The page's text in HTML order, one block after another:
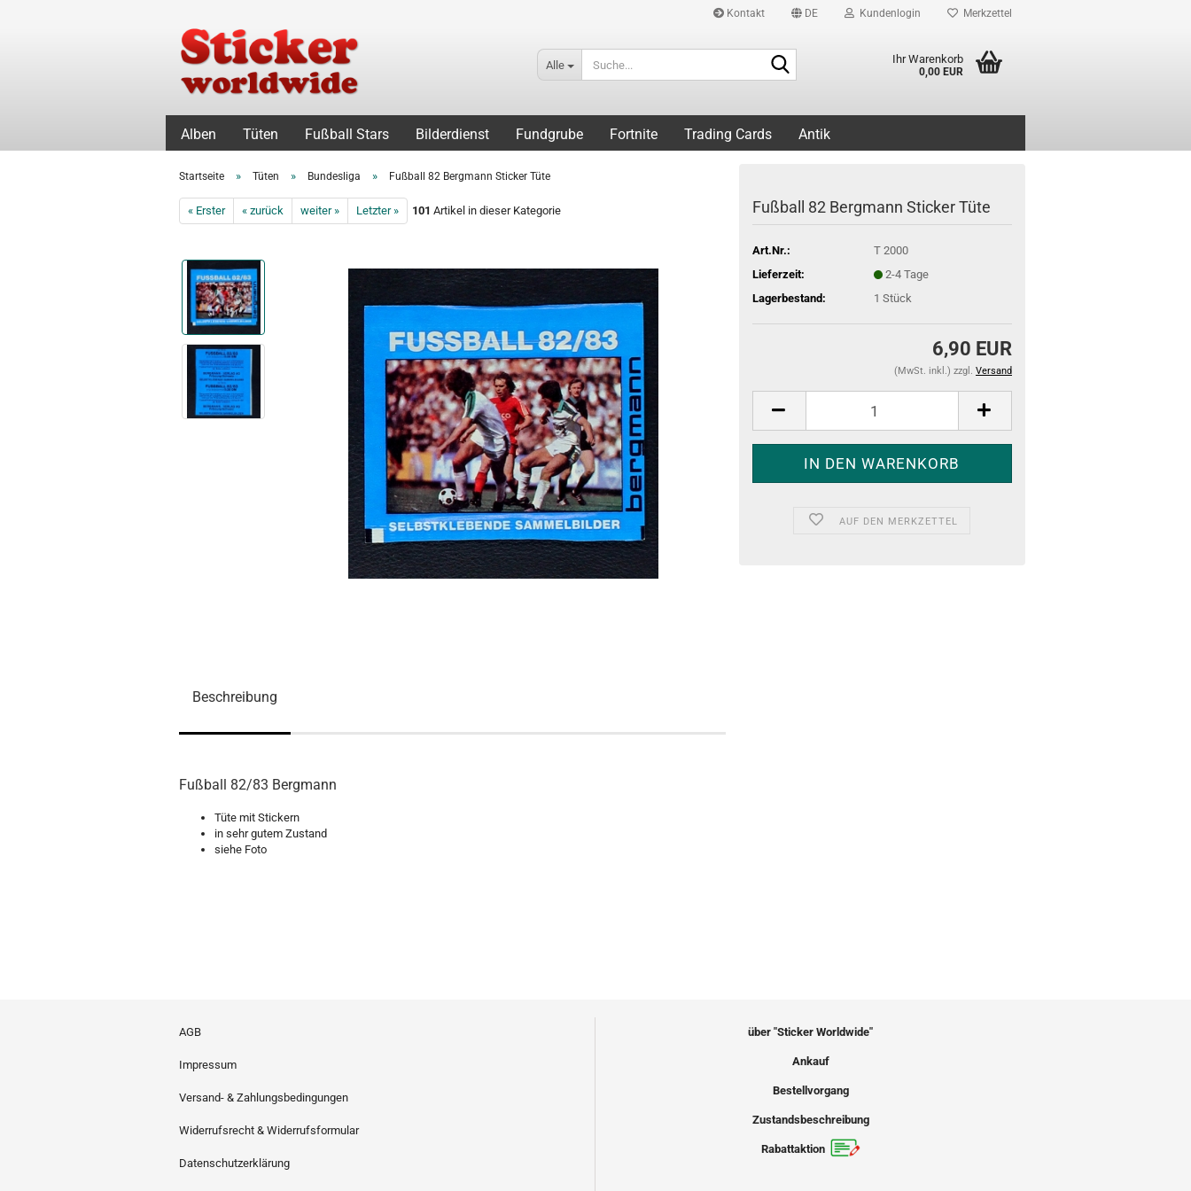
Kontakt DE Kundenlogin Merkzettel
Alle Ihr Warenkorb
0,00 EUR
Alben Tüten Fußball Stars Bilderdienst Fundgrube Fortnite Trading Cards Antik
Startseite » Tüten » Bundesliga » Fußball 82 Bergmann Sticker Tüte
« Erster « zurück weiter » Letzter » 101 Artikel in dieser Kategorie Fußball 82 Bergmann Sticker Tüte
Art.Nr.:
T 2000
Lieferzeit:
2-4 Tage
Lagerbestand:
1 Stück
6,90 EUR
(MwSt. inkl.) zzgl. Versand
AUF DEN MERKZETTEL
Beschreibung
Fußball 82/83 Bergmann
Tüte mit Stickern
in sehr gutem Zustand
siehe Foto
AGB
Impressum
Versand- & Zahlungsbedingungen
Widerrufsrecht & Widerrufsformular
Datenschutzerklärung
über "Sticker Worldwide"
Ankauf
Bestellvorgang
Zustandsbeschreibung
Rabattaktion